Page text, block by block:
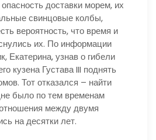
доставки морем, их
свинцовые колбы,
вероятность, что время и
их. По информации
Екатерина, узнав о гибели
кузена Густава III поднять
Тот отказался – найти
было по тем временам
между двумя
на десятки лет.